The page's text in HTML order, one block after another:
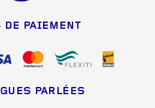
DE PAIEMENT
PARLÉES